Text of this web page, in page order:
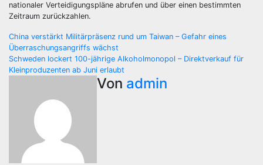
nationaler Verteidigungspläne abrufen und über einen bestimmten
Zeitraum zurückzahlen.
Beitragsnavigation
China verstärkt Militärpräsenz rund um Taiwan – Gefahr eines
Überraschungsangriffs wächst
Schweden lockert 100-jährige Alkoholmonopol – Direktverkauf für
Kleinproduzenten ab Juni erlaubt
Von admin